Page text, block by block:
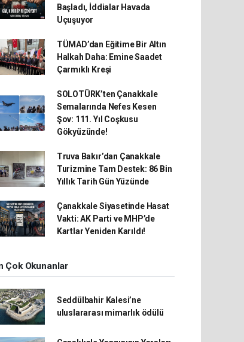
Başladı, İddialar Havada
Uçuşuyor
TÜMAD’dan Eğitime Bir Altın
Halkah Daha: Emine Saadet
Çarmıklı Kreşi
SOLOTÜRK’ten Çanakkale
Semalarında Nefes Kesen
Şov: 111. Yıl Coşkusu
Gökyüzünde!
Truva Bakır’dan Çanakkale
Turizmine Tam Destek: 86 Bin
Yıllık Tarih Gün Yüzünde
Çanakkale Siyasetinde Hasat
Vakti: AK Parti ve MHP’de
Kartlar Yeniden Karıldı!
Çok Okunanlar
Seddülbahir Kalesi’ne
uluslararası mimarlık ödülü